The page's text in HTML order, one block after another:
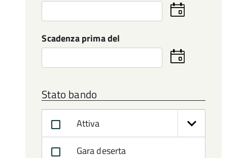
Seleziona
la
Scadenza prima del
Seleziona
la
Stato bando
Attiva
Gara deserta